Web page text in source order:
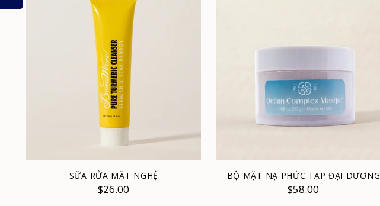
SỮA RỬA MẶT NGHỆ
$26.00
BỘ MẶT NẠ PHỨC TẠP ĐẠI DƯƠNG
$58.00